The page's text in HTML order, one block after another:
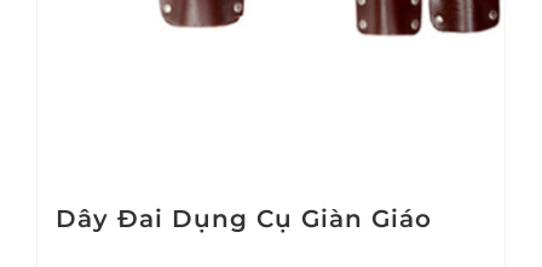
Dây Đai Dụng Cụ Giàn Giáo